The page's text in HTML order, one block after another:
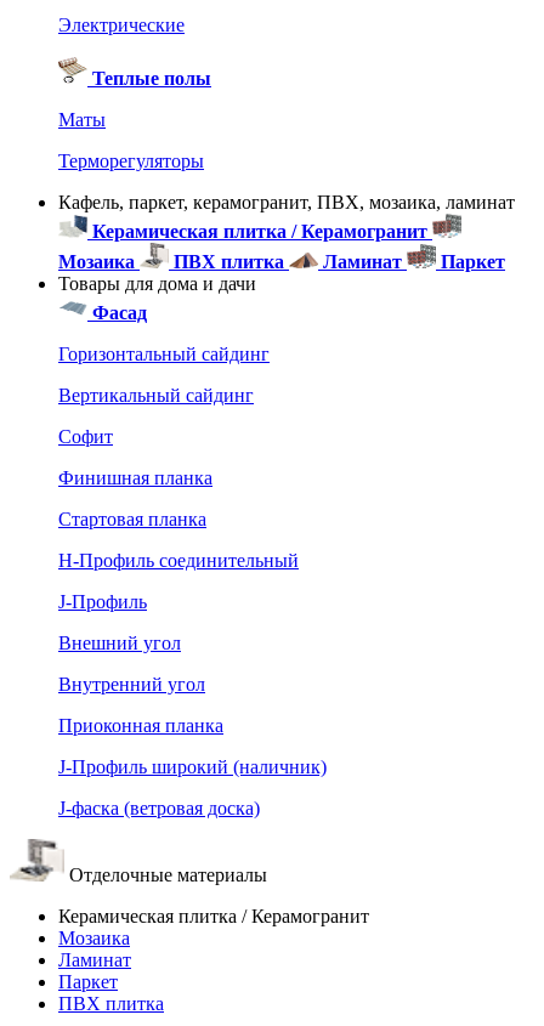
Электрические
Теплые полы
Маты
Терморегуляторы
Кафель, паркет, керамогранит, ПВХ, мозаика, ламинат
Керамическая плитка / Керамогранит
Мозаика
ПВХ плитка Ламинат
Паркет
Товары для дома и дачи
Фасад
Горизонтальный сайдинг
Вертикальный сайдинг
Софит
Финишная планка
Стартовая планка
Н-Профиль соединительный
J-Профиль
Внешний угол
Внутренний угол
Приоконная планка
J-Профиль широкий (наличник)
J-фаска (ветровая доска)
Отделочные материалы
Керамическая плитка / Керамогранит
Мозаика
Ламинат
Паркет
ПВХ плитка